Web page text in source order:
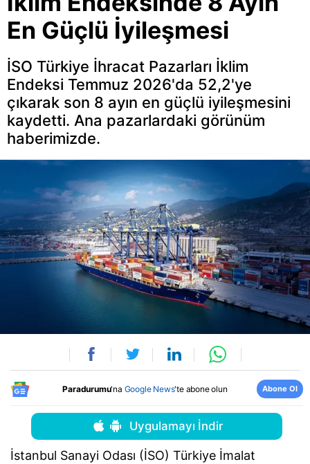
En Güçlü İyileşmesi
İSO Türkiye İhracat Pazarları İklim
Endeksi Temmuz 2026'da 52,2'ye
çıkarak son 8 ayın en güçlü iyileşmesini
kaydetti. Ana pazarlardaki görünüm
haberimizde.
Paradurumu'na Google News'te abone olun Abone Ol
Uygulamayı İndir
İstanbul Sanayi Odası (İSO) Türkiye İmalat